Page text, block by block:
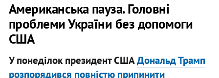
​Американська пауза. Головні
проблеми України без допомоги
США
У понеділок президент СШАДональд Трамп
розпорядився повністю припинити